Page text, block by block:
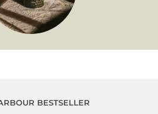
BESTSELLER